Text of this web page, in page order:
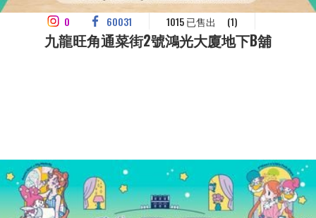
0 60031 1015 已售出 (1)
九龍旺角通菜街2號鴻光大廈地下B舖